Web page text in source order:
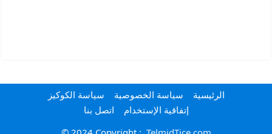
الرئيسية سياسة الخصوصية
سياسة الكوكيز
إتفاقية الإستخدام
اتصل بنا